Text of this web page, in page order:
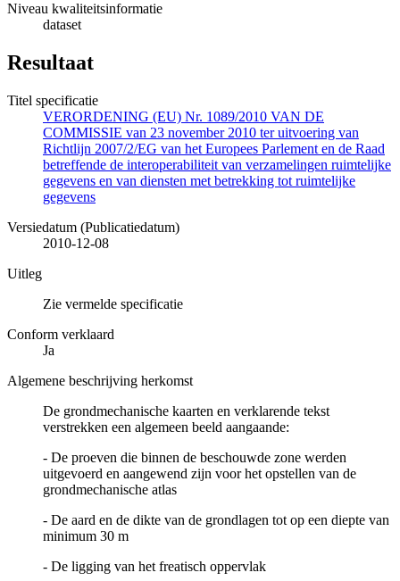
Niveau kwaliteitsinformatie
dataset
Resultaat
Titel specificatie
VERORDENING (EU) Nr. 1089/2010 VAN DE
COMMISSIE van 23 november 2010 ter uitvoering van
Richtlijn 2007/2/EG van het Europees Parlement en de Raad
betreffende de interoperabiliteit van verzamelingen ruimtelijke
gegevens en van diensten met betrekking tot ruimtelijke
gegevens
Versiedatum (Publicatiedatum)
2010-12-08
Uitleg
Zie vermelde specificatie
Conform verklaard
Ja
Algemene beschrijving herkomst
De grondmechanische kaarten en verklarende tekst
verstrekken een algemeen beeld aangaande:
- De proeven die binnen de beschouwde zone werden
uitgevoerd en aangewend zijn voor het opstellen van de
grondmechanische atlas
- De aard en de dikte van de grondlagen tot op een diepte van
minimum 30 m
- De ligging van het freatisch oppervlak